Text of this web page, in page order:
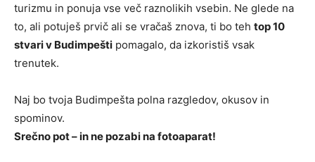
turizmu in ponuja vse več raznolikih vsebin. Ne glede na
to, ali potuješ prvič ali se vračaš znova, ti bo teh top 10
stvari v Budimpešti pomagalo, da izkoristiš vsak
trenutek.
Naj bo tvoja Budimpešta polna razgledov, okusov in
spominov.
Srečno pot – in ne pozabi na fotoaparat!